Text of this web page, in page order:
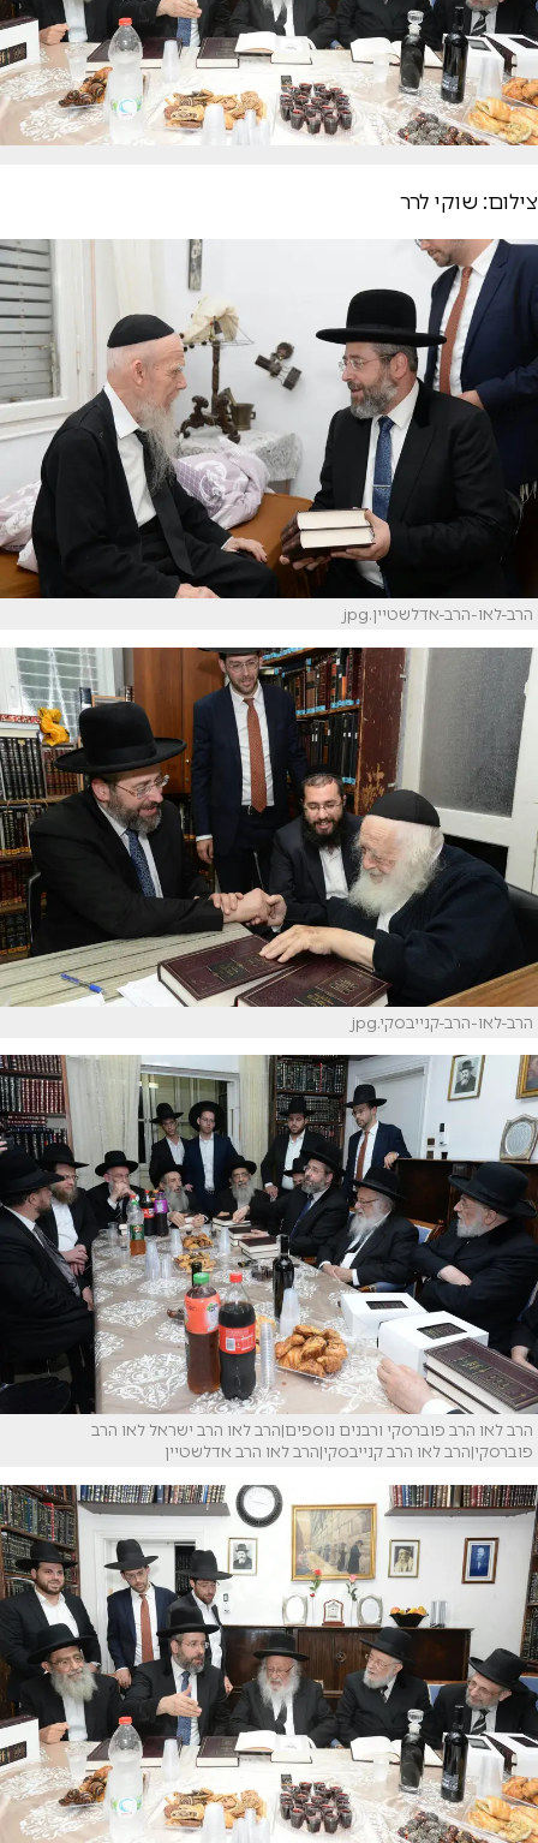
צילום: שוקי לרר
הרב-לאו-הרב-אדלשטיין.jpg
הרב-לאו-הרב-קנייבסקי.jpg
הרב לאו הרב פוברסקי ורבנים נוספים|הרב לאו הרב ישראל לאו הרב
פוברסקי|הרב לאו הרב קנייבסקי|הרב לאו הרב אדלשטיין